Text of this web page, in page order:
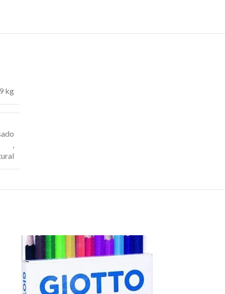
kg
,